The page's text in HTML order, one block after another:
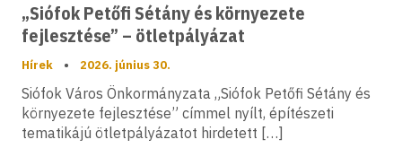
„Siófok Petőfi Sétány és környezete
fejlesztése” – ötletpályázat
Hírek • 2026. június 30.
Siófok Város Önkormányzata „Siófok Petőfi Sétány és
környezete fejlesztése” címmel nyílt, építészeti
tematikájú ötletpályázatot hirdetett […]